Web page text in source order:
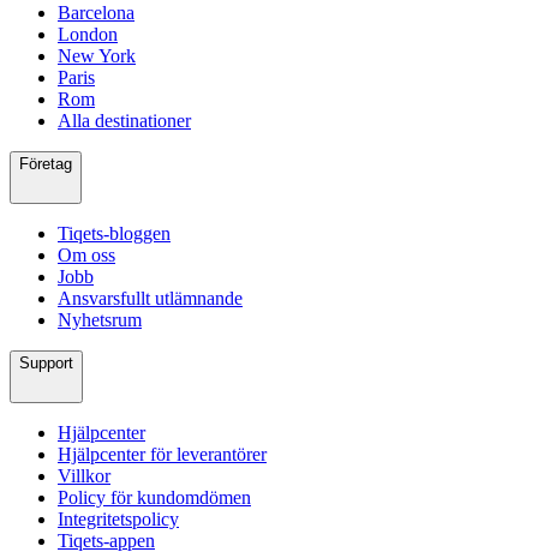
Barcelona
London
New York
Paris
Rom
Alla destinationer
Företag
Tiqets-bloggen
Om oss
Jobb
Ansvarsfullt utlämnande
Nyhetsrum
Support
Hjälpcenter
Hjälpcenter för leverantörer
Villkor
Policy för kundomdömen
Integritetspolicy
Tiqets-appen